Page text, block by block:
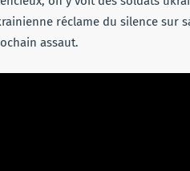
réclame du silence sur
assaut.